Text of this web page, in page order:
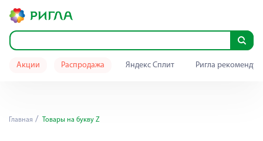
Акции Распродажа Яндекс Сплит Ригла
Главная Товары на букву Z